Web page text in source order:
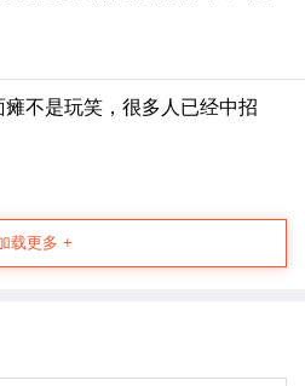
瘫不是玩笑，很多人已经中招
载更多 +